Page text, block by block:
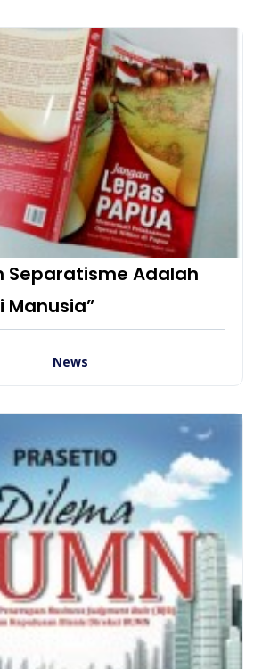
Separatisme Adalah
Manusia”
News